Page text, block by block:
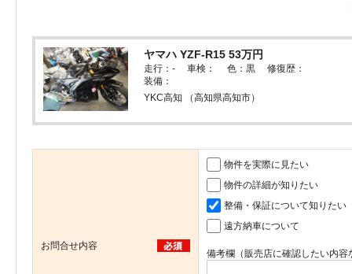
ヤマハ YZF-R15 53万円
走行：- 車検： 色：黒 修復歴：
装備：
YKC高知 （高知県高知市）
お問合せ内容
物件を実際に見たい
物件の詳細が知りたい
整備・保証について知りたい
遠方納車について
備考欄（販売店に確認したい内